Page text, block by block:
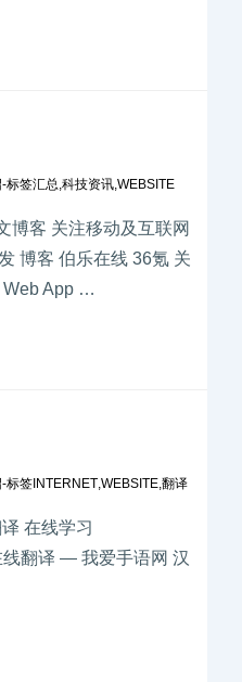
-标签汇总,科技资讯,WEBSITE
博客 关注移动及互联网
博客 伯乐在线 36氪 关
Web App …
-标签 INTERNET,WEBSITE,翻译
在线学习
线翻译 — 我爱手语网 汉